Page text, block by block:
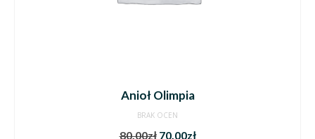
Anioł Olimpia
BRAK OCEN
80.00zł 70.00zł